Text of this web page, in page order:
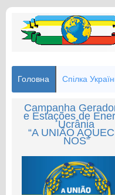
Головна Спілка
Campanha
e Estações de
Ucrânia
“A UNIÃO
NOS”